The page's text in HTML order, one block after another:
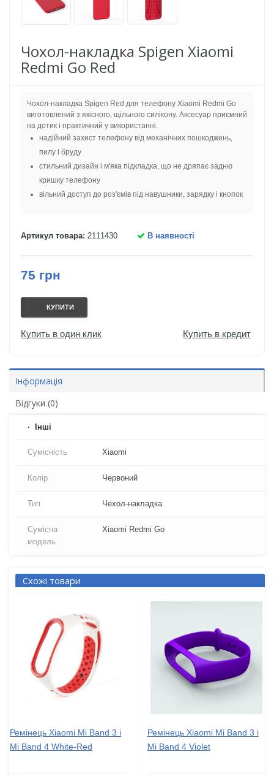
Чохол-накладка Spigen Xiaomi
Redmi Go Red
Чохол-накладка Spigen Red для телефону Xiaomi Redmi Go
виготовлений з якісного, щільного силікону. Аксесуар приємний
на дотик і практичний у використанні.
надійний захист телефону від механічних пошкоджень,
пилу і бруду
стильний дизайн і м'яка підкладка, що не дряпає задню
кришку телефону
вільний доступ до роз'ємів під навушники, зарядку і кнопок
Артикул товара: 2111430 В наявності
75 грн
КУПИТИ
Купить в один клик Купить в кредит
Інформація
Відгуки (0)
Iнші
Сумісність Xiaomi
Колір Червоний
Тип Чехол-накладка
Сумісна
модель
Xiaomi Redmi Go
Схожі товари
Ремінець Xiaomi Mi Band 3 і
Mi Band 4 White-Red
Ремінець Xiaomi Mi Band 3 і
Mi Band 4 Violet